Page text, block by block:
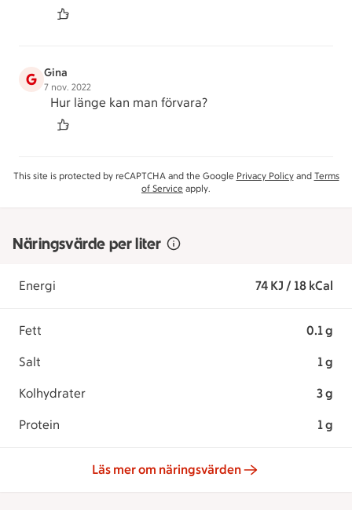
G Gina
7 nov. 2022
Hur länge kan man förvara?
This site is protected by reCAPTCHA and the Google Privacy Policyand Terms
of Service apply.
Näringsvärde per liter
Energi 74 KJ / 18 kCal
Fett 0.1 g
Salt 1 g
Kolhydrater 3 g
Protein 1 g
Läs mer om näringsvärden